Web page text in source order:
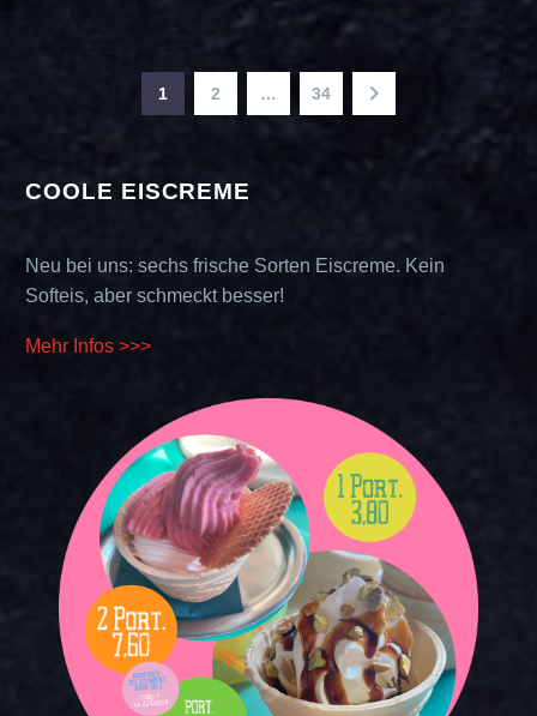
1 2 … 34
COOLE EISCREME
Neu bei uns: sechs frische Sorten Eiscreme. Kein
Softeis, aber schmeckt besser!
Mehr Infos >>>